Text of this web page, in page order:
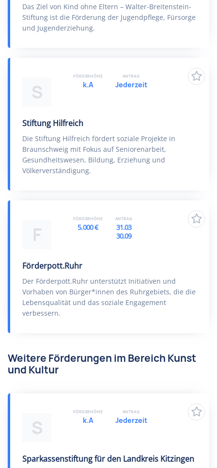
Das Ziel von Kind ohne Eltern – Walter-Breitenstein-
Stiftung ist die Förderung der Jugendpflege, Fürsorge
und Jugenderziehung.
S
Stiftung Hilfreich
Die Stiftung Hilfreich fördert soziale Projekte in
Braunschweig mit Fokus auf Seniorenarbeit,
Gesundheitswesen, Bildung, Erziehung und
Völkerverständigung.
FÖRDERHÖHE
k.A
ANTRAG
Jederzeit
F
Förderpott.Ruhr
Der Förderpott.Ruhr unterstützt Initiativen und
Vorhaben von Bürger*innen des Ruhrgebiets, die die
Lebensqualität und das soziale Engagement
verbessern.
FÖRDERHÖHE
5.000 €
ANTRAG
31.03
30.09
Weitere Förderungen im Bereich Kunst
und Kultur
S
Sparkassenstiftung für den Landkreis Kitzingen
FÖRDERHÖHE
k.A
ANTRAG
Jederzeit